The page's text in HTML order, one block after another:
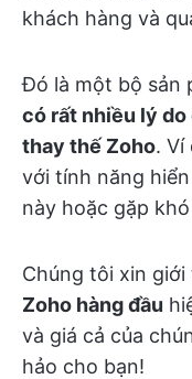
khách hàng và
Đó là một bộ sản
có rất nhiều lý do
thay thế Zoho. Ví
với tính năng
này hoặc gặp
Chúng tôi xin giới
Zoho hàng đầu
và giá cả của
hảo cho bạn!